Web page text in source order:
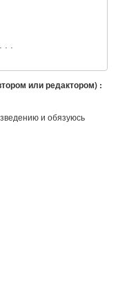
или редактором) :
и обязуюсь